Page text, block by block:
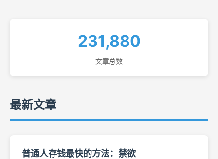
231,880
文章总数
最新文章
普通人存钱最快的方法：禁欲